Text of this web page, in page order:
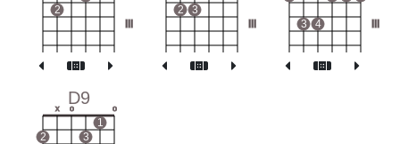
2 2 3
3 4
D9
2
x o
3
1
o